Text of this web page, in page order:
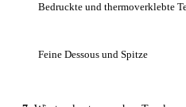
Bedruckte und thermoverklebte
Feine Dessous und Spitze